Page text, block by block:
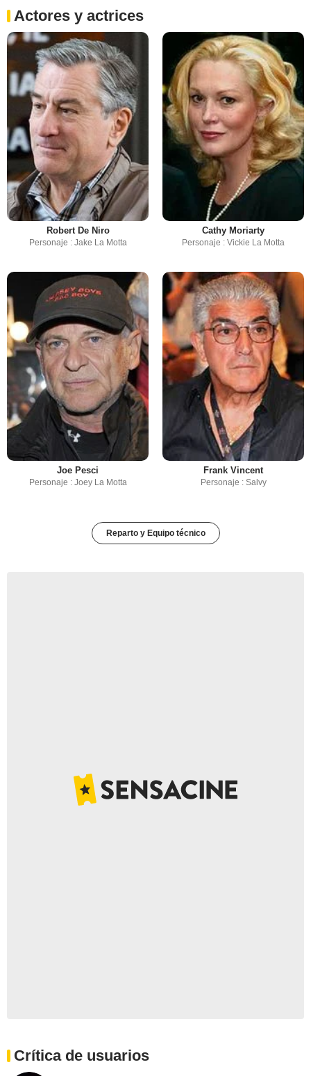
Actores y actrices
Robert De Niro
Personaje : Jake La Motta
Cathy Moriarty
Personaje : Vickie La Motta
Joe Pesci
Personaje : Joey La Motta
Frank Vincent
Personaje : Salvy
Reparto y Equipo técnico
Crítica de usuarios